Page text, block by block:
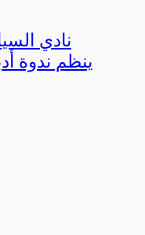
نادي
ينظم ندوة